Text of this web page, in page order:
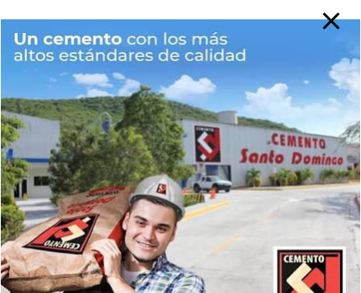
Web
Guarda mi nombre, correo electrónico y web en este
navegador para la próxima vez que comente.